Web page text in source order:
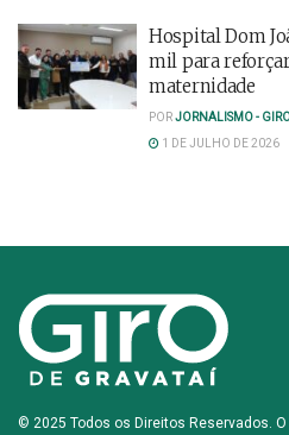
Hospital Dom
mil para
maternidade
PORJORNALISMO -
1 DE JULHO DE 2026
© 2025 Todos os Direitos Reservados. O